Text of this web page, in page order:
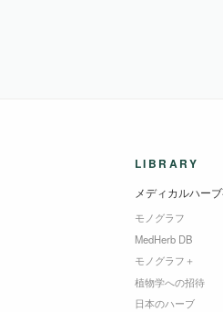
LIBRARY
メディカルハー
モノグラフ
MedHerb DB
モノグラフ＋
植物学への招待
日本のハーブ